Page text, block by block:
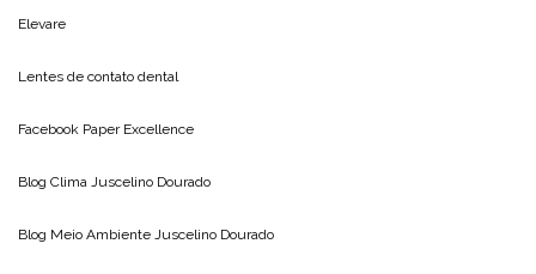
Elevare
Lentes de contato dental
Facebook Paper Excellence
Blog Clima Juscelino Dourado
Blog Meio Ambiente Juscelino Dourado